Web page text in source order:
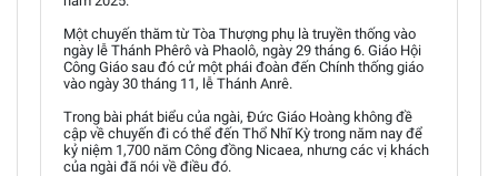
Một chuyến thăm từ Tòa Thượng phụ là truyền thống vào
ngày lễ Thánh Phêrô và Phaolô, ngày 29 tháng 6. Giáo Hội
Công Giáo sau đó cử một phái đoàn đến Chính thống giáo
vào ngày 30 tháng 11, lễ Thánh Anrê.
Trong bài phát biểu của ngài, Đức Giáo Hoàng không đề
cập về chuyến đi có thể đến Thổ Nhĩ Kỳ trong năm nay để
kỷ niệm 1,700 năm Công đồng Nicaea, nhưng các vị khách
của ngài đã nói về điều đó.